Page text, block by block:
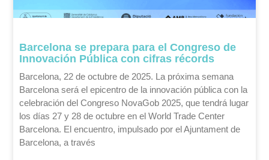
Barcelona se prepara para el Congreso de
Innovación Pública con cifras récords
Barcelona, 22 de octubre de 2025. La próxima semana
Barcelona será el epicentro de la innovación pública con la
celebración del Congreso NovaGob 2025, que tendrá lugar
los días 27 y 28 de octubre en el World Trade Center
Barcelona. El encuentro, impulsado por el Ajuntament de
Barcelona, a través